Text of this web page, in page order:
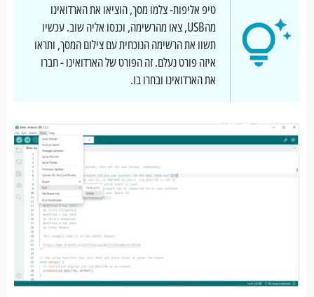
טיפ אליפות- צלמו מסך, הוציאו את הארדואינו
מהUSB, צאו מהרשימה, וכנסו אליה שוב. עכשיו
תשוו את הרשימה הנוכחית עם צילום המסך, ותראו
איזה פורט נעלם. זה הפורט של הארדואינו - חברו
את הארדואינו ובחרו בו.